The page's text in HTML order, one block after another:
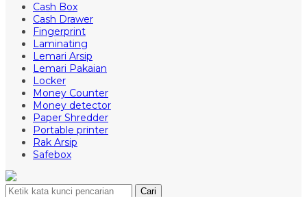
Cash Box
Cash Drawer
Fingerprint
Laminating
Lemari Arsip
Lemari Pakaian
Locker
Money Counter
Money detector
Paper Shredder
Portable printer
Rak Arsip
Safebox
Cari